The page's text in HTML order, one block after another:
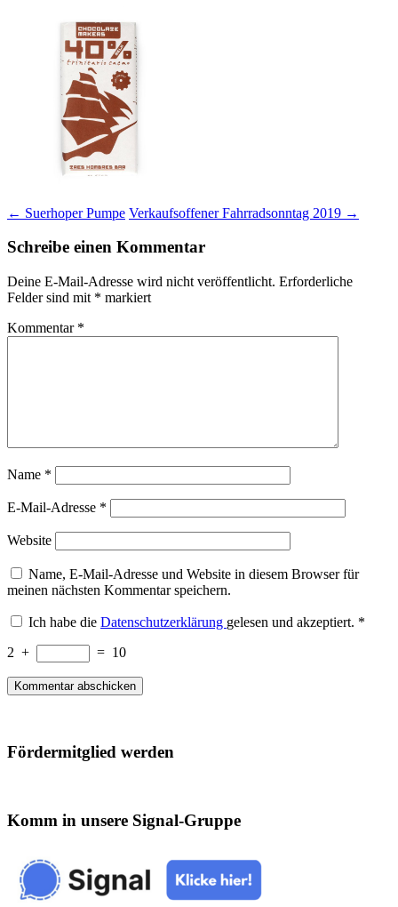
Beitragsnavigation
← Suerhoper Pumpe Verkaufsoffener Fahrradsonntag 2019 →
Schreibe einen Kommentar
Deine E-Mail-Adresse wird nicht veröffentlicht. Erforderliche
Felder sind mit * markiert
Kommentar *
Name *
E-Mail-Adresse *
Website
Name, E-Mail-Adresse und Website in diesem Browser für
meinen nächsten Kommentar speichern.
Ich habe die Datenschutzerklärung gelesen und akzeptiert. *
2 + = 10
Fördermitglied werden
Komm in unsere Signal-Gruppe